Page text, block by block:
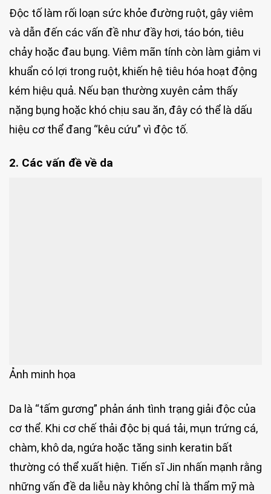
Độc tố làm rối loạn sức khỏe đường ruột, gây viêm
và dẫn đến các vấn đề như đầy hơi, táo bón, tiêu
chảy hoặc đau bụng. Viêm mãn tính còn làm giảm vi
khuẩn có lợi trong ruột, khiến hệ tiêu hóa hoạt động
kém hiệu quả. Nếu bạn thường xuyên cảm thấy
nặng bụng hoặc khó chịu sau ăn, đây có thể là dấu
hiệu cơ thể đang “kêu cứu” vì độc tố.
2. Các vấn đề về da
Ảnh minh họa
Da là “tấm gương” phản ánh tình trạng giải độc của
cơ thể. Khi cơ chế thải độc bị quá tải, mụn trứng cá,
chàm, khô da, ngứa hoặc tăng sinh keratin bất
thường có thể xuất hiện. Tiến sĩ Jin nhấn mạnh rằng
những vấn đề da liễu này không chỉ là thẩm mỹ mà